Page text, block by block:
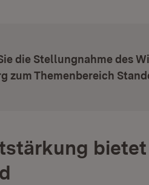
die Stellungnahme des
zum Themenbereich